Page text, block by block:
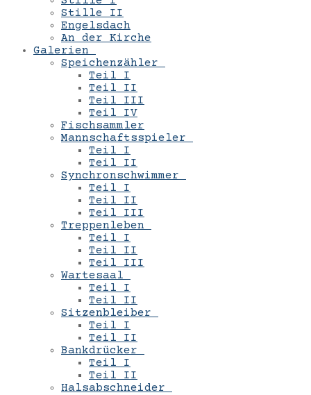
Stille II
Engelsdach
An der Kirche
Galerien
Speichenzähler
Teil I
Teil II
Teil III
Teil IV
Fischsammler
Mannschaftsspieler
Teil I
Teil II
Synchronschwimmer
Teil I
Teil II
Teil III
Treppenleben
Teil I
Teil II
Teil III
Wartesaal
Teil I
Teil II
Sitzenbleiber
Teil I
Teil II
Bankdrücker
Teil I
Teil II
Halsabschneider